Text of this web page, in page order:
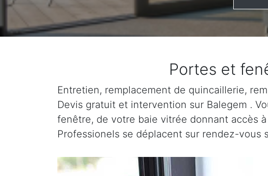
Portes et
Entretien, remplacement de quincaillerie,
Devis gratuit et intervention sur Balegem .
fenêtre, de votre baie vitrée donnant accès
Professionels se déplacent sur rendez-vous